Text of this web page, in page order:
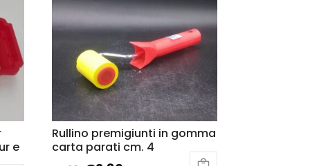
e
Rullino premigiunti in gomma
carta parati cm. 4